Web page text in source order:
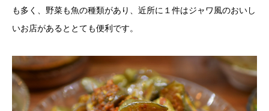
も多く、野菜も魚の種類があり、近所に１件はジャワ風のおいし
いお店があるととても便利です。